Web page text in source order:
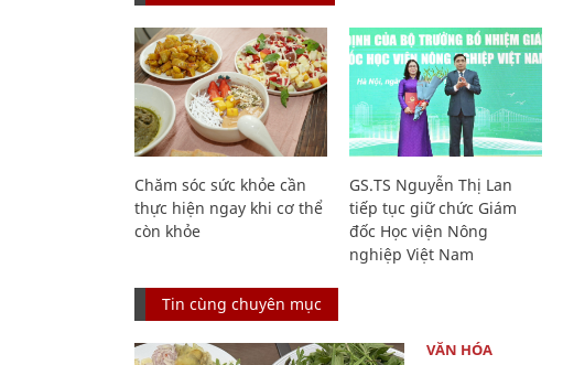
Chăm sóc sức khỏe cần
thực hiện ngay khi cơ thể
còn khỏe
GS.TS Nguyễn Thị Lan
tiếp tục giữ chức Giám
đốc Học viện Nông
nghiệp Việt Nam
Tin cùng chuyên mục
VĂN HÓA